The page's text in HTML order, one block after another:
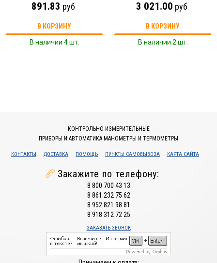
891.83 руб
В КОРЗИНУ
В наличии 4 шт.
3 021.00 руб
В КОРЗИНУ
В наличии 2 шт.
КОНТРОЛЬНО-ИЗМЕРИТЕЛЬНЫЕ
ПРИБОРЫ И АВТОМАТИКА МАНОМЕТРЫ И ТЕРМОМЕТРЫ
КОНТАКТЫ ДОСТАВКА ПОМОЩЬ ПУНКТЫ САМОВЫВОЗА КАРТА САЙТА
Закажите по телефону:
8 800 700 43 13
8 861 232 75 62
8 952 821 98 81
8 918 312 72 25
ЗАКАЗАТЬ ЗВОНОК